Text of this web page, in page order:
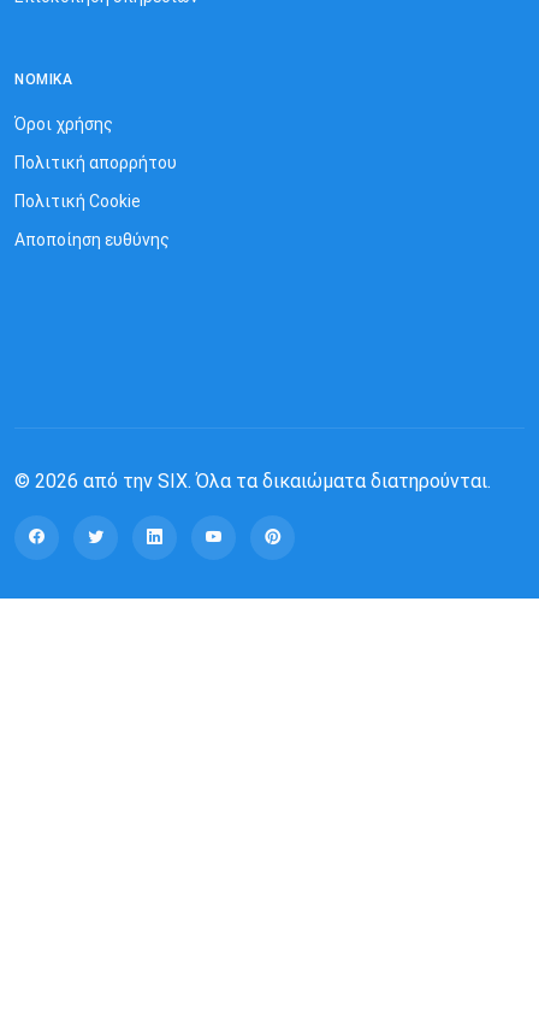
ΝΟΜΙΚΆ
Όροι χρήσης
Πολιτική απορρήτου
Πολιτική Cookie
Αποποίηση ευθύνης
© 2026 από την SIX. Όλα τα δικαιώματα διατηρούνται.